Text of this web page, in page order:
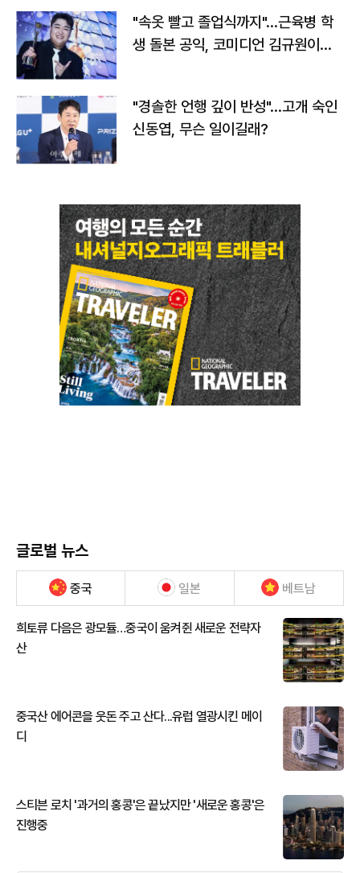
"속옷 빨고 졸업식까지"…근육병 학
생 돌본 공익, 코미디언 김규원이었
"경솔한 언행 깊이 반성"…고개 숙인
신동엽, 무슨 일이길래?
글로벌 뉴스
중국 일본 베트남
희토류 다음은 광모듈…중국이 움켜쥔 새로운 전략자
산
중국산 에어콘을 웃돈 주고 산다...유럽 열광시킨 메이
디
스티븐 로치 '과거의 홍콩'은 끝났지만 '새로운 홍콩'은
진행중